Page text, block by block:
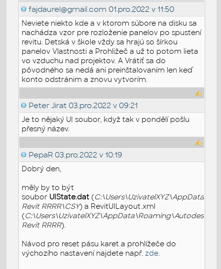
fajdaurel@gmail.com 01.pro.2022 v 11:50
Neviete niekto kde a v ktorom súbore na disku sa
nachádza vzor pre rozloženie panelov po spustení
revitu. Detská v škole vždy sa hrajú so šírkou
panelov Vlastnosti a Prohližeč a už to potom lieta
vo vzduchu nad projektov. A Vrátiť sa do
pôvodného sa nedá ani preinštalovaním len keď
konto odstránim a znovu vytvorím.
Peter Jirat 03.pro.2022 v 09:21
Je to nějaký UI soubor, když tak v pondělí pošlu
přesný název.
PepaR 03.pro.2022 v 10:19
Dobrý den,
měly by to být
soubor UIState.dat (
Revit RRRR\CSY) a RevitUILayout.xml
(
Revit RRRR).
Návod pro reset pásu karet a prohlížeče do
výchozího nastavení najdete např.zde.